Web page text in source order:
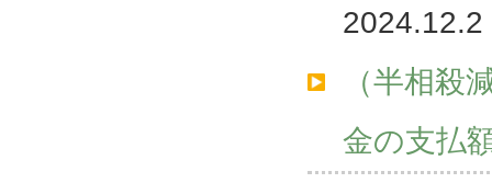
2024.12.2
（半相殺
金の支払